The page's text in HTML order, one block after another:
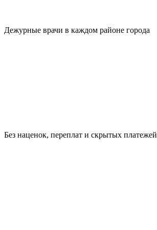
Дежурные врачи в каждом районе города
Без наценок, переплат и скрытых платежей